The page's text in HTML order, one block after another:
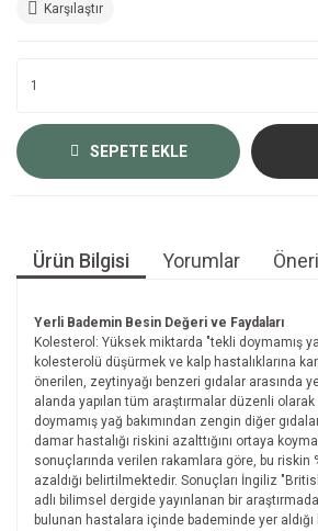
Karşılaştır
SEPETE EKLE
Ürün Bilgisi Yorumlar
Yerli Bademin Besin Değeri ve Faydaları
Kolesterol: Yüksek miktarda "tekli doymamış
kolesterolü düşürmek ve kalp hastalıklarına
önerilen, zeytinyağı benzeri gıdalar arasında
alanda yapılan tüm araştırmalar düzenli
doymamış yağ bakımından zengin diğer
damar hastalığı riskini azalttığını ortaya
sonuçlarında verilen rakamlara göre, bu riskin
azaldığı belirtilmektedir. Sonuçları İngiliz
adlı bilimsel dergide yayınlanan bir
bulunan hastalara içinde bademinde yer